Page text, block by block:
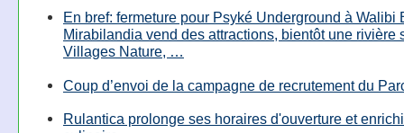
En bref: fermeture pour Psyké Underground à Walibi
Mirabilandia vend des attractions, bientôt une rivière
Villages Nature, …
Coup d’envoi de la campagne de recrutement du
Rulantica prolonge ses horaires d'ouverture et